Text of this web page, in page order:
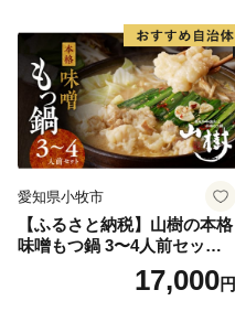
間
愛知県小牧市
【ふるさと納税】山樹の本格
味噌もつ鍋 3〜4人前セット
山樹 国産 牛もつ ホルモン モ
ツ オンライン飲み会 ホーム
17,000円